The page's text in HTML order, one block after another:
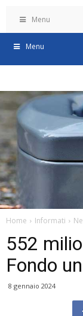
Menu
Menu
Home Informati
552
Fondo
8 gennaio 2024